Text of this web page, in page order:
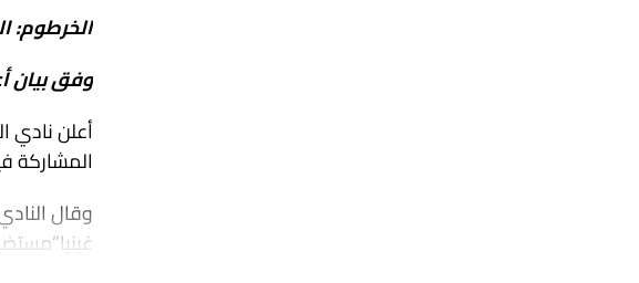
الخرطوم:
وفق بيان
أعلن نادي
المشاركة
وقال